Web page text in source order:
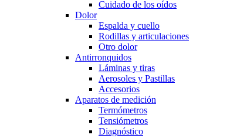
​​Cuidado de los oídos
Dolor
Espalda y cuello
Rodillas y articulaciones
Otro dolor
Antirronquidos
Láminas y tiras
Aerosoles y Pastillas
Accesorios
Aparatos de medición
Termómetros
Tensiómetros
Diagnóstico